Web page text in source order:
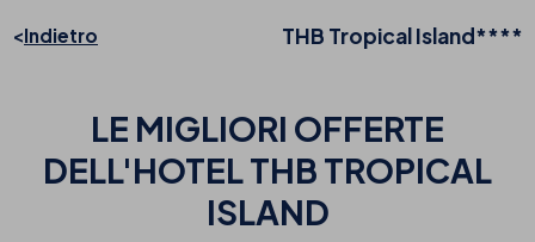
Indietro THB Tropical Island****
LE MIGLIORI OFFERTE
DELL'HOTEL THB TROPICAL
ISLAND